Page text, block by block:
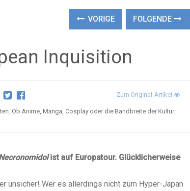
VORIGE FOLGENDE
Inquisition
Zum Original-Artikel
Ob Anime, Manga, Cosplay oder die Bandbreite der Kultur.
ist auf Europatour. Glücklicherweise
unsicher! Wer es allerdings nicht zum Hyper-Japan